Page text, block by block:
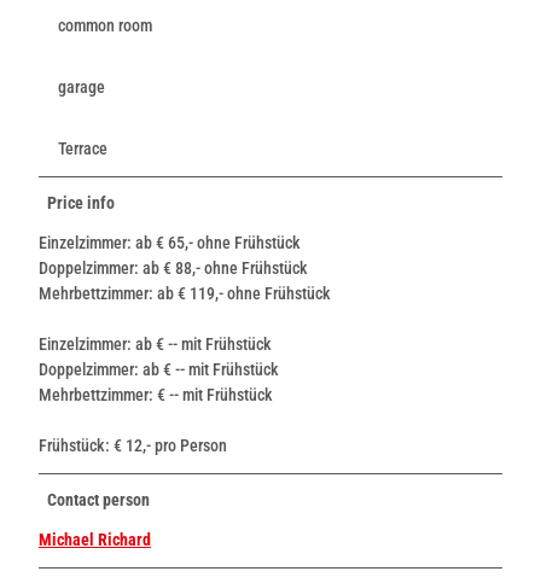
common room
garage
Terrace
Price info
Einzelzimmer: ab € 65,- ohne Frühstück
Doppelzimmer: ab € 88,- ohne Frühstück
Mehrbettzimmer: ab € 119,- ohne Frühstück
Einzelzimmer: ab € -- mit Frühstück
Doppelzimmer: ab € -- mit Frühstück
Mehrbettzimmer: € -- mit Frühstück
Frühstück: € 12,- pro Person
Contact person
Michael Richard